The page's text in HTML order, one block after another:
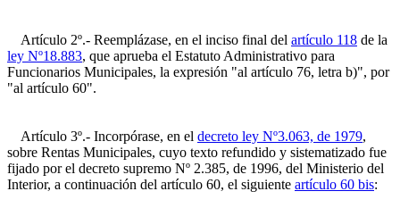
Artículo 2º.- Reemplázase, en el inciso final del artículo 118 de la
ley Nº18.883, que aprueba el Estatuto Administrativo para
Funcionarios Municipales, la expresión "al artículo 76, letra b)", por
"al artículo 60".
Artículo 3º.- Incorpórase, en el decreto ley Nº3.063, de 1979,
sobre Rentas Municipales, cuyo texto refundido y sistematizado fue
fijado por el decreto supremo Nº 2.385, de 1996, del Ministerio del
Interior, a continuación del artículo 60, el siguiente artículo 60 bis: